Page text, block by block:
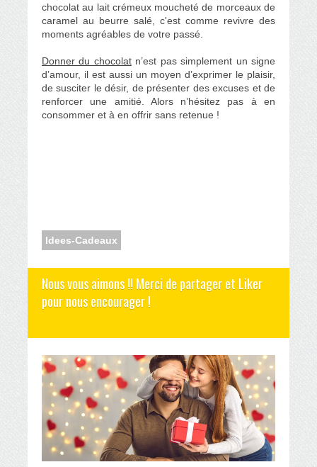
chocolat au lait crémeux moucheté de morceaux de
caramel au beurre salé, c'est comme revivre des
moments agréables de votre passé.
Donner du chocolatn’est pas simplement un signe
d’amour, il est aussi un moyen d’exprimer le plaisir,
de susciter le désir, de présenter des excuses et de
renforcer une amitié. Alors n’hésitez pas à en
consommer et à en offrir sans retenue !
Idees-Cadeaux
Nous vous aimons !! Merci de partager et Liker
pour nous encourager !